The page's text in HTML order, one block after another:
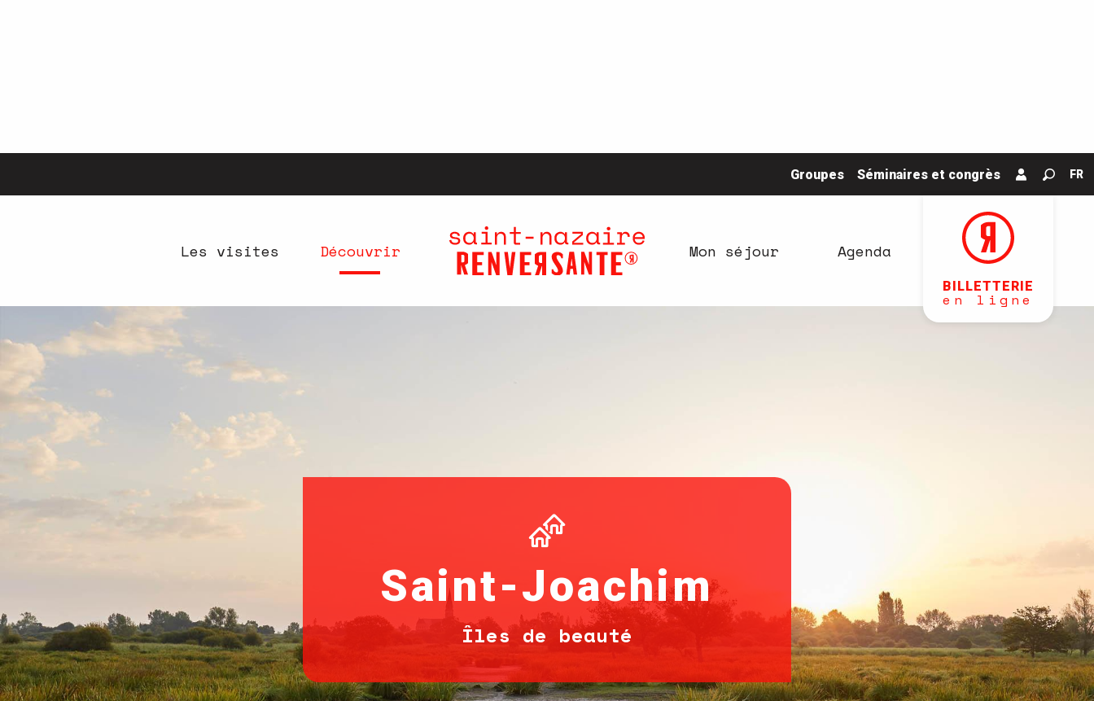
Groupes Séminaires et congrès FR
BILLETTERIE
en ligne
Les visites Découvrir Mon séjour Agenda
Saint-Joachim
Îles de beauté